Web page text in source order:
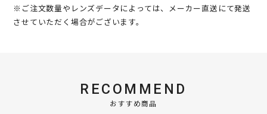
※ご注文数量やレンズデータによっては、メーカー直送にて発送
させていただく場合がございます。
RECOMMEND
おすすめ商品